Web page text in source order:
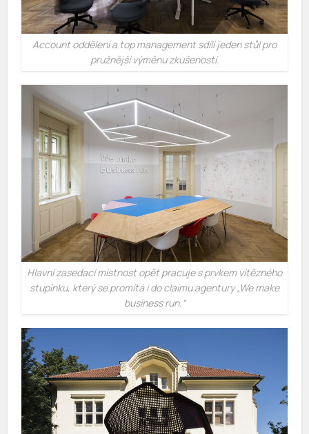
Account oddělení a top management sdílí jeden stůl pro
pružnější výměnu zkušeností.
Hlavní zasedací místnost opět pracuje s prvkem vítězného
stupínku, který se promítá i do claimu agentury „We make
business run.“